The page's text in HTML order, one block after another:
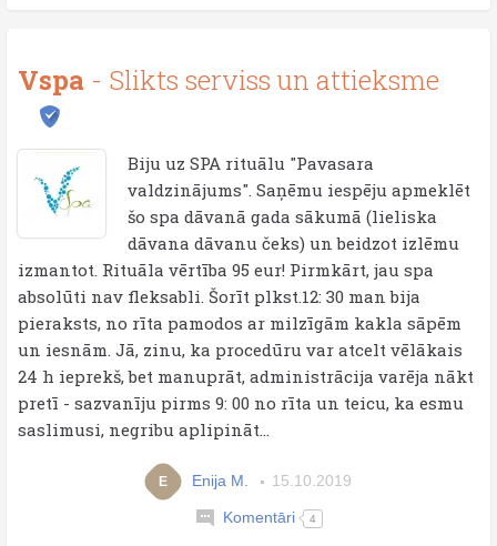
Vspa - Slikts serviss un attieksme
Biju uz SPA rituālu "Pavasara
valdzinājums". Saņēmu iespēju apmeklēt
šo spa dāvanā gada sākumā (lieliska
dāvana dāvanu čeks) un beidzot izlēmu
izmantot. Rituāla vērtība 95 eur! Pirmkārt, jau spa
absolūti nav fleksabli. Šorīt plkst.12: 30 man bija
pieraksts, no rīta pamodos ar milzīgām kakla sāpēm
un iesnām. Jā, zinu, ka procedūru var atcelt vēlākais
24 h ieprekš, bet manuprāt, administrācija varēja nākt
pretī - sazvanīju pirms 9: 00 no rīta un teicu, ka esmu
saslimusi, negribu aplipināt...
E Enija M. 15.10.2019
Komentāri 4